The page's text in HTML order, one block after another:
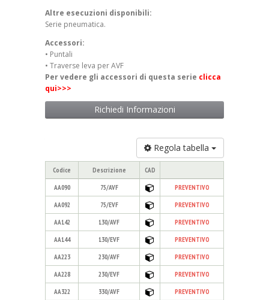
Altre esecuzioni disponibili:
Serie pneumatica.
Accessori:
• Puntali
• Traverse leva per AVF
Per vedere gli accessori di questa serie clicca
qui>>>
Richiedi Informazioni
Regola tabella
Codice Descrizione CAD
AA090 75/AVF PREVENTIVO
AA092 75/EVF PREVENTIVO
AA142 130/AVF PREVENTIVO
AA144 130/EVF PREVENTIVO
AA223 230/AVF PREVENTIVO
AA228 230/EVF PREVENTIVO
AA322 330/AVF PREVENTIVO